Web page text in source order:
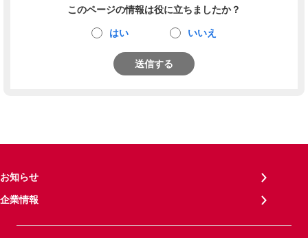
このページの情報は役に立ちましたか？
はい いいえ
送信する
お知らせ
企業情報